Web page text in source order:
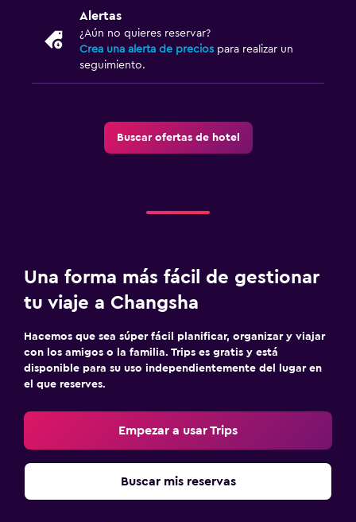
Alertas
¿Aún no quieres reservar?
Crea una alerta de precios para realizar un
seguimiento.
Buscar ofertas de hotel
Una forma más fácil de gestionar
tu viaje a Changsha
Hacemos que sea súper fácil planificar, organizar y viajar
con los amigos o la familia. Trips es gratis y está
disponible para su uso independientemente del lugar en
el que reserves.
Empezar a usar Trips
Buscar mis reservas